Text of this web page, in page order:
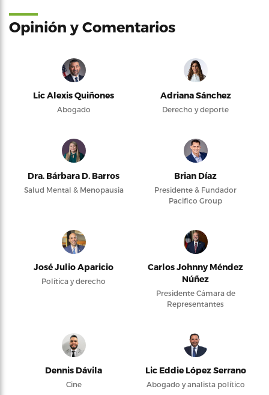
Opinión y Comentarios
Lic Alexis Quiñones
Abogado
Adriana Sánchez
Derecho y deporte
Dra. Bárbara D. Barros
Salud Mental & Menopausia
Brian Díaz
Presidente & Fundador
Pacifico Group
José Julio Aparicio
Política y derecho
Carlos Johnny Méndez
Núñez
Presidente Cámara de
Representantes
Dennis Dávila
Cine
Lic Eddie López Serrano
Abogado y analista político